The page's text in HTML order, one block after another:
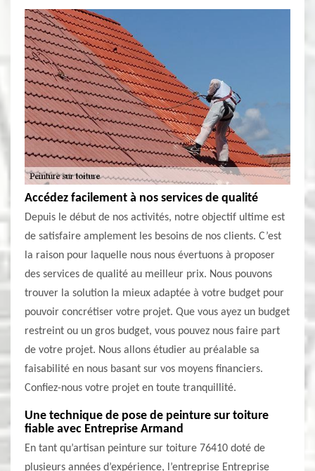
Accédez facilement à nos services de qualité
Depuis le début de nos activités, notre objectif ultime est
de satisfaire amplement les besoins de nos clients. C’est
la raison pour laquelle nous nous évertuons à proposer
des services de qualité au meilleur prix. Nous pouvons
trouver la solution la mieux adaptée à votre budget pour
pouvoir concrétiser votre projet. Que vous ayez un budget
restreint ou un gros budget, vous pouvez nous faire part
de votre projet. Nous allons étudier au préalable sa
faisabilité en nous basant sur vos moyens financiers.
Confiez-nous votre projet en toute tranquillité.
Une technique de pose de peinture sur toiture
fiable avec Entreprise Armand
En tant qu’artisan peinture sur toiture 76410 doté de
plusieurs années d’expérience, l’entreprise Entreprise